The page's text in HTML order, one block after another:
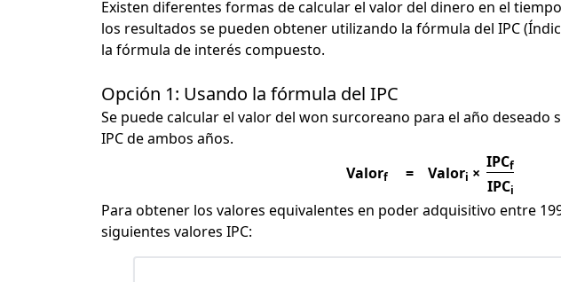
Existen diferentes formas de calcular el valor del dinero en el
los resultados se pueden obtener utilizando la fórmula del IPC
la fórmula de interés compuesto.
Opción 1: Usando la fórmula del IPC
Se puede calcular el valor del won surcoreano para el año deseado
IPC de ambos años.
Valorf = Valori ×
IPCf
IPCi
Para obtener los valores equivalentes en poder adquisitivo entre
siguientes valores IPC: